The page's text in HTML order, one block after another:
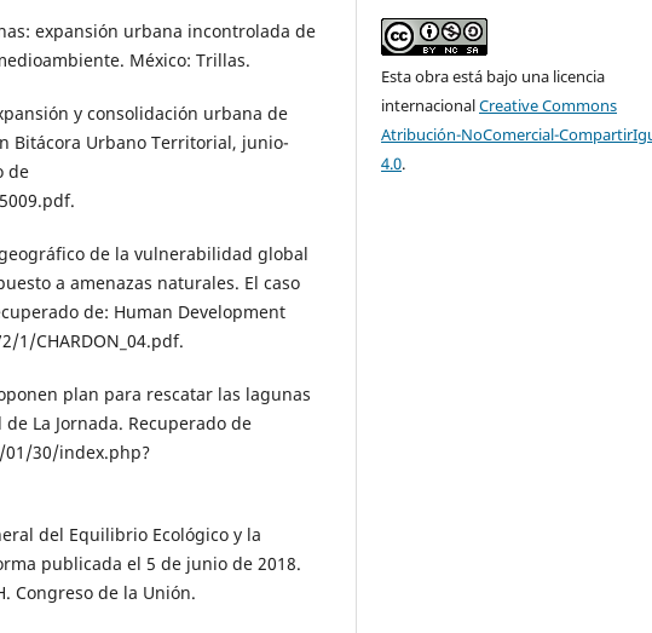
expansión urbana incontrolada de
México: Trillas.
y consolidación urbana de
Bitácora Urbano Territorial, junio-
de
de la vulnerabilidad global
a amenazas naturales. El caso
de: Human Development
1/CHARDON_04.pdf.
plan para rescatar las lagunas
La Jornada. Recuperado de
30/index.php?
del Equilibrio Ecológico y la
publicada el 5 de junio de 2018.
Congreso de la Unión.
Esta obra está bajo una licencia
internacionalCreative Commons
Atribución-NoComercial-
4.0.